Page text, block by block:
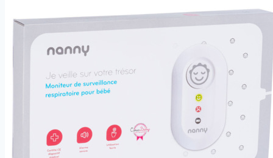
guide
complet
des
symptômes
et
signes